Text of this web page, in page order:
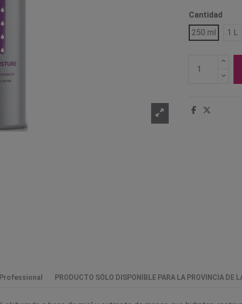
Cantidad
250 ml
1 L
PRODUCTO SÓLO DISPONIBLE PARA LA PROVINCIA DE